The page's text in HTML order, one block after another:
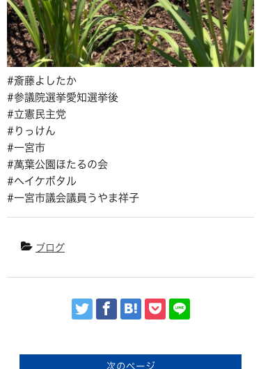
#斎藤よしたか
#参議院選挙愛知選挙後
#立憲民主党
#りっけん
#一宮市
#萬葉公園ほたるの会
#ヘイケボタル
#一宮市議会議員うやま祥子
ブログ